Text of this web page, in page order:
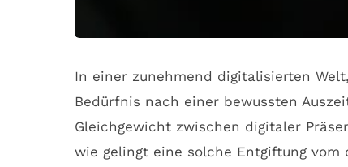
In einer zunehmend digitalisierten
Bedürfnis nach einer bewussten
Gleichgewicht zwischen digitaler
wie gelingt eine solche Entgiftung